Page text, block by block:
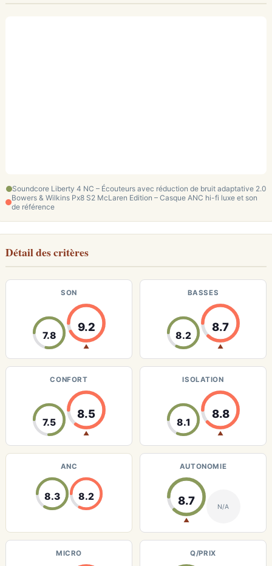
Soundcore Liberty 4 NC – Écouteurs avec réduction de bruit adaptative 2.0
Bowers & Wilkins Px8 S2 McLaren Edition – Casque ANC hi-fi luxe et son
de référence
Détail des critères
SON
7.8
9.2
▲
BASSES
8.2
8.7
▲
CONFORT
7.5
8.5
▲
ISOLATION
8.1
8.8
▲
ANC
8.3 8.2
AUTONOMIE
8.7
▲
N/A
MICRO Q/PRIX